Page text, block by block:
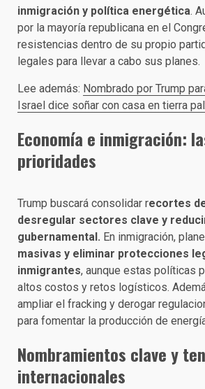
inmigración y política energética.
por la mayoría republicana en el
resistencias dentro de su propio
legales para llevar a cabo sus planes.
Lee además: Nombrado por Trump
Israel dice soñar con casa en tierra
Economía e inmigración:
prioridades
Trump buscará consolidar recortes
desregular sectores clave y
gubernamental. En inmigración,
masivas y eliminar protecciones
inmigrantes, aunque estas políticas
altos costos y retos logísticos.
ampliar el fracking y derogar
para fomentar la producción de
Nombramientos clave y
internacionales